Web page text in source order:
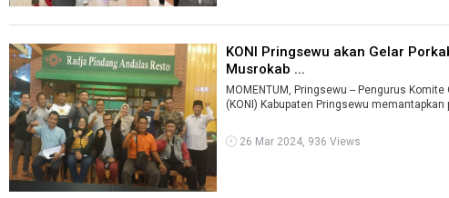
KONI Pringsewu akan Gelar
Musrokab ...
MOMENTUM, Pringsewu -- Pengurus
26 Mar 2024, 936 Views